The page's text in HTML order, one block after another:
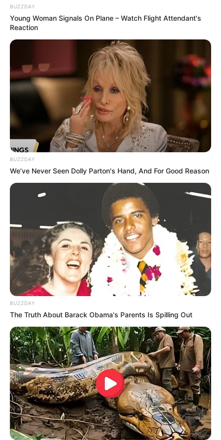
BUZZDAY
Young Woman Signals On Plane – Watch Flight Attendant's
Reaction
BUZZDAY
We’ve Never Seen Dolly Parton's Hand, And For Good Reason
BUZZDAY
The Truth About Barack Obama's Parents Is Spilling Out